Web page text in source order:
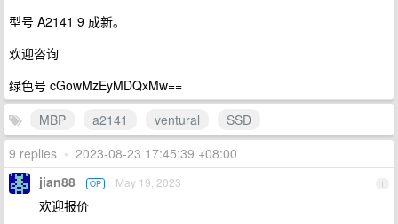
型号 A2141 9 成新。
欢迎咨询
绿色号 cGowMzEyMDQxMw==
MBP
a2141 ventural
SSD
9 replies • 2023-08-23 17:45:39 +08:00
1
jian88 OP May 19, 2023
欢迎报价